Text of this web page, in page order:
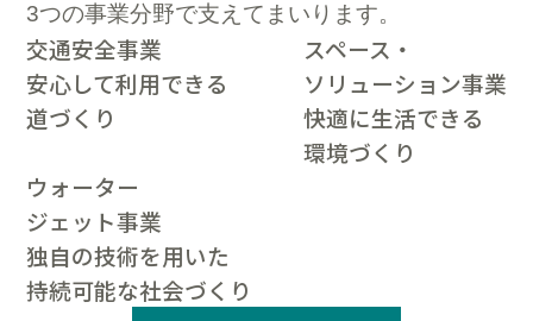
3つの事業分野で支えてまいります。
交通安全事業
安心して利用できる
道づくり
スペース・
ソリューション事業
快適に生活できる
環境づくり
ウォーター
ジェット事業
独自の技術を用いた
持続可能な社会づくり